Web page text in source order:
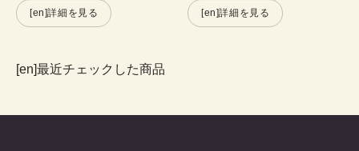
[en]詳細を見る [en]詳細を見る
[en]最近チェックした商品